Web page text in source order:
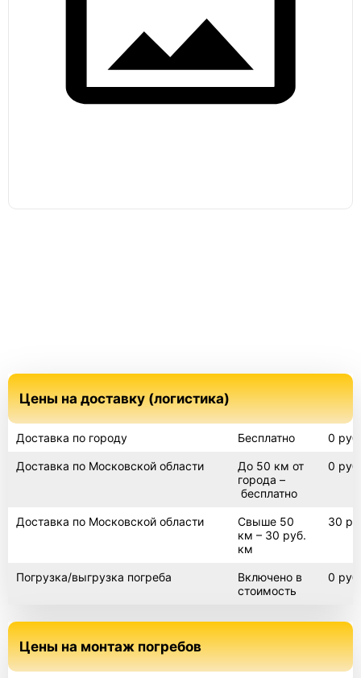
Цены на доставку (логистика)
Доставка по городу Бесплатно 0 руб.
Доставка по Московской области
До 50 км от
города –
бесплатно
0 руб.
Доставка по Московской области
Свыше 50
км – 30 руб.
км
30
Погрузка/выгрузка погреба
Включено в
стоимость
0 руб.
Цены на монтаж погребов